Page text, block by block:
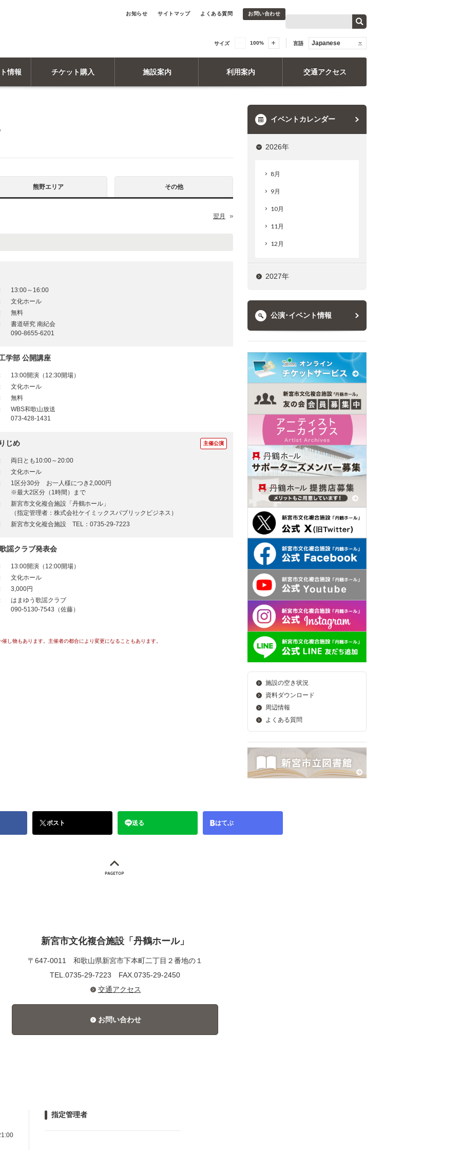
お知らせ サイトマップ よくある質問 お問い合わせ
サイズ 100% 言語 Japanese
情報 チケット購入 施設案内 利用案内 交通アクセス
熊野エリア その他
翌月
13:00～16:00
文化ホール
無料
書道研究 南紀会
090-8655-6201
学部 公開講座
13:00開演（12:30開場）
文化ホール
無料
WBS和歌山放送
073-428-1431
じめ 主催公演
両日とも10:00～20:00
文化ホール
1区分30分 お一人様につき2,000円
※最大2区分（1時間）まで
新宮市文化複合施設「丹鶴ホール」
（指定管理者：株式会社ケイミックスパブリックビジネス）
新宮市文化複合施設 TEL：0735-29-7223
謡クラブ発表会
13:00開演（12:00開場）
文化ホール
3,000円
はまゆう歌謡クラブ
090-5130-7543（佐藤）
し物もあります。主催者の都合により変更になることもあります。
イベントカレンダー
2026年
8月
9月
10月
11月
12月
2027年
公演･イベント情報
施設の空き状況
資料ダウンロード
周辺情報
よくある質問
ポスト 送る はてぶ
新宮市文化複合施設「丹鶴ホール」
〒647-0011 和歌山県新宮市下本町二丁目２番地の１
TEL.0735-29-7223 FAX.0735-29-2450
交通アクセス
お問い合わせ
指定管理者